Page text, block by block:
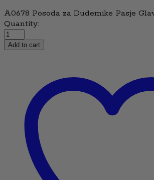
A0678 Posoda za Dudemike Pasje
Quantity:
Add to cart